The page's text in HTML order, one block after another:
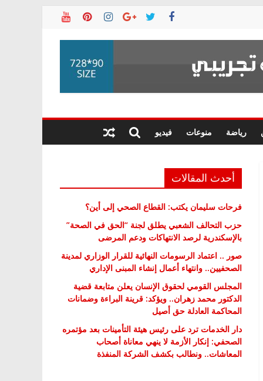
رياضة منوعات فيديو
أحدث المقالات
فرحات سليمان يكتب: القطاع الصحي إلى أين؟
حزب التحالف الشعبي يطلق لجنة “الحق في الصحة”
بالإسكندرية لرصد الانتهاكات ودعم المرضى
صور .. اعتماد الرسومات النهائية للقرار الوزاري لمدينة
الصحفيين.. وانتهاء أعمال إنشاء المبنى الإداري
المجلس القومي لحقوق الإنسان يعلن متابعة قضية
الدكتور محمد زهران.. ويؤكد: قرينة البراءة وضمانات
المحاكمة العادلة حق أصيل
دار الخدمات ترد على رئيس هيئة التأمينات بعد مؤتمره
الصحفي: إنكار الأزمة لا ينهي معاناة أصحاب
المعاشات.. ونطالب بكشف الشركة المنفذة